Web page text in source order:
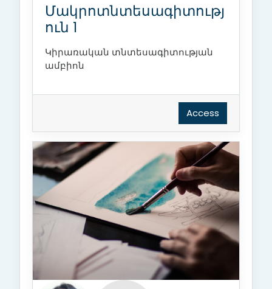
Մակրոտնտեսագիտությ
ուն 1
Կիրառական տնտեսագիտության
ամբիոն
Access